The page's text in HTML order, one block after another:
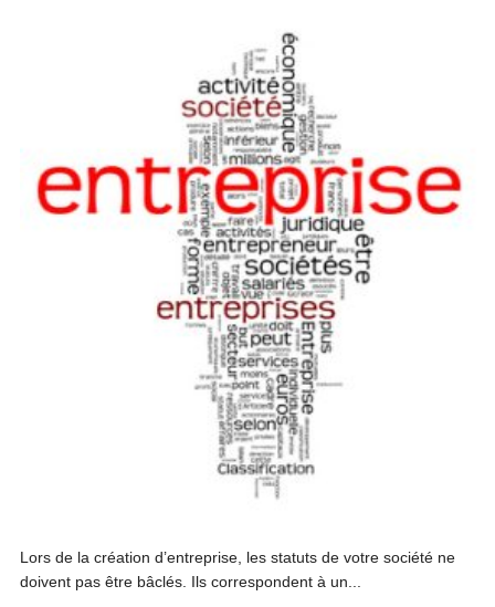
Lors de la création d’entreprise, les statuts de votre société ne
doivent pas être bâclés. Ils correspondent à un...